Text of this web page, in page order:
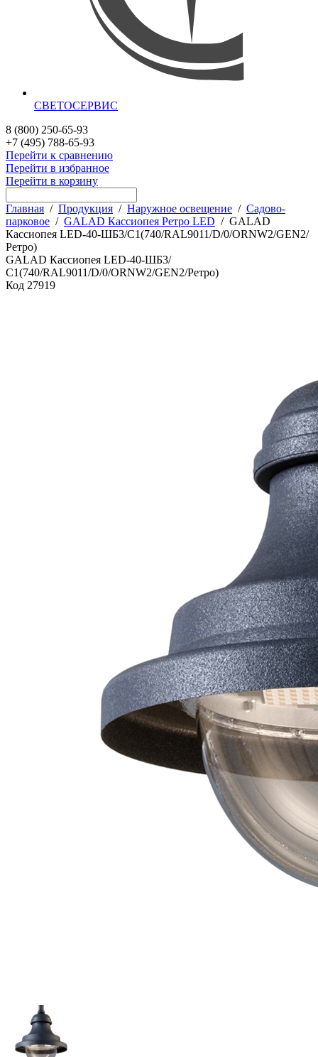
СВЕТОСЕРВИС
8 (800) 250-65-93
+7 (495) 788-65-93
Перейти к сравнению
Перейти в избранное
Перейти в корзину
Главная / Продукция / Наружное освещение / Садово-
парковое / GALAD Кассиопея Ретро LED / GALAD
Кассиопея LED-40-ШБ3/С1(740/RAL9011/D/0/ORNW2/GEN2/
Ретро)
GALAD Кассиопея LED-40-ШБ3/
С1(740/RAL9011/D/0/ORNW2/GEN2/Ретро)
Код 27919